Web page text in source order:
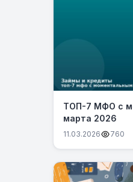
ТОП-7 МФО с
марта 2026
11.03.2026 760